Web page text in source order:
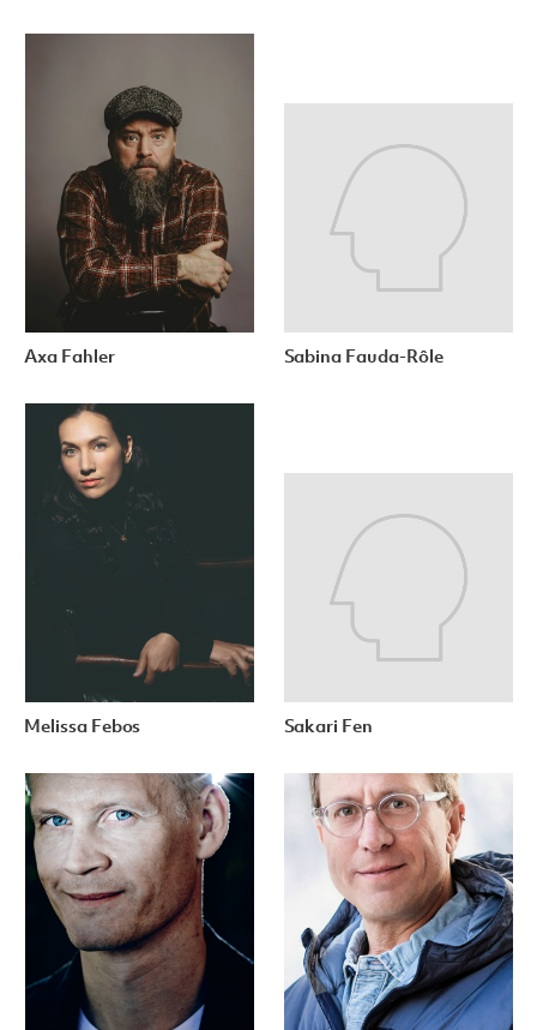
Axa Fahler Sabina Fauda-Rôle
Melissa Febos Sakari Fen